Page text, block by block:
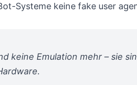
Systeme keine fake user
keine Emulation mehr – sie